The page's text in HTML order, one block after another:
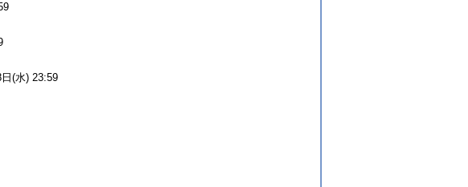
(水) 23:59